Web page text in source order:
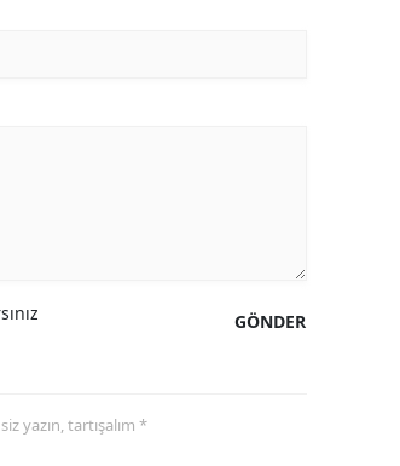
GÖNDER
yazın, tartışalım *